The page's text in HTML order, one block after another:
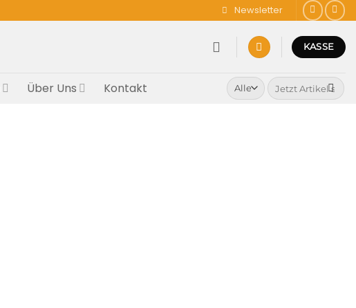
Newsletter
KASSE
Über Uns Kontakt
Suchen
nach: